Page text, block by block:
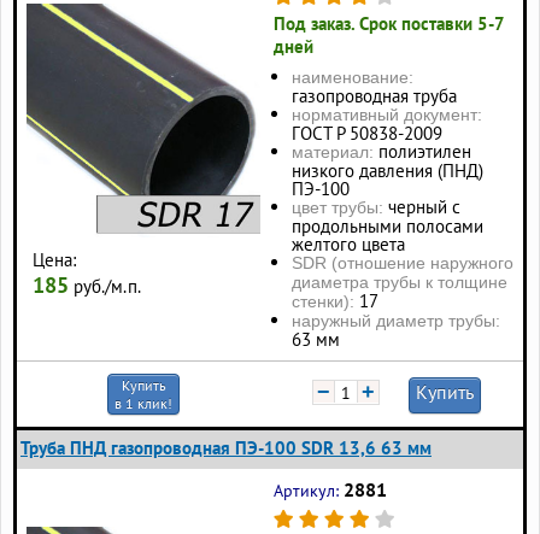
Цена:
185 руб./м.п.
Под заказ. Срок поставки 5-7
дней
наименование:
газопроводная труба
нормативный документ:
ГОСТ Р 50838-2009
материал: полиэтилен
низкого давления (ПНД)
ПЭ-100
цвет трубы: черный с
продольными полосами
желтого цвета
SDR (отношение наружного
диаметра трубы к толщине
стенки): 17
наружный диаметр трубы:
63 мм
Купить
в 1 клик!
− + Купить
Труба ПНД газопроводная ПЭ-100 SDR 13,6 63 мм
Артикул: 2881